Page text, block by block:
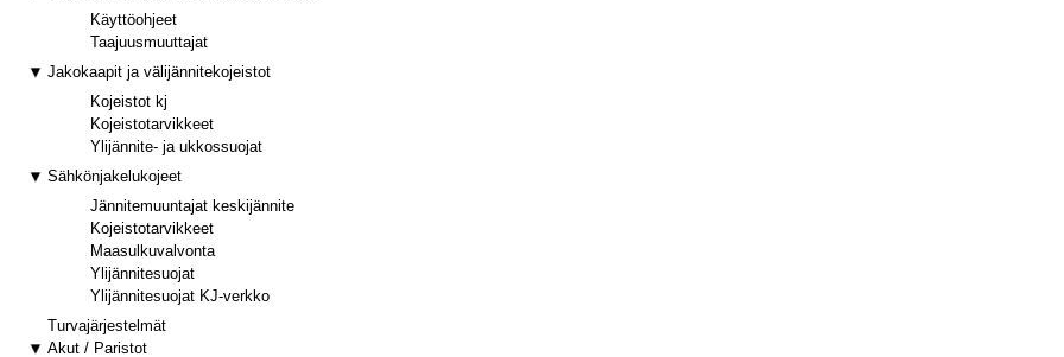
Käyttöohjeet
Taajuusmuuttajat
Jakokaapit ja välijännitekojeistot
Kojeistot kj
Kojeistotarvikkeet
Ylijännite- ja ukkossuojat
Sähkönjakelukojeet
Jännitemuuntajat keskijännite
Kojeistotarvikkeet
Maasulkuvalvonta
Ylijännitesuojat
Ylijännitesuojat KJ-verkko
Turvajärjestelmät
Akut / Paristot